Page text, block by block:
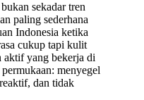
sekadar tren
paling sederhana
Indonesia ketika
cukup tapi kulit
aktif yang bekerja di
menyegel
dan tidak